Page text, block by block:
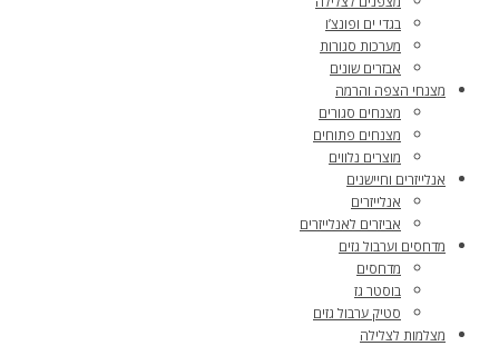
בגדי ים ופונצ’ו
מערכות סגורות
אבזרים שונים
מצנחי הצפה והרמה
מצנחים סגורים
מצנחים פתוחים
מוצרים נלווים
אנלייזרים וחיישנים
אנלייזרים
אביזרים לאנלייזרים
מדחסים וערבול גזים
מדחסים
בוסטר גז
סטיק ערבול גזים
מצלמות לצלילה